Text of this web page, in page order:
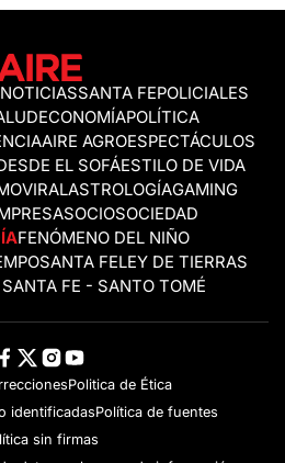
SANTA FEPOLICIALES
ECONOMÍAPOLÍTICA
AIRE AGROESPECTÁCULOS
EL SOFÁESTILO DE VIDA
VIRALASTROLOGÍAGAMING
OCIOSOCIEDAD
FENÓMENO DEL NIÑO
SANTA FELEY DE TIERRAS
FE - SANTO TOMÉ
Politica de Ética
identificadasPolítica de fuentes
sin firmas